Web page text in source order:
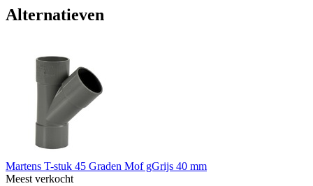
Alternatieven
Martens T-stuk 45 Graden Mof gGrijs 40 mm
Meest verkocht